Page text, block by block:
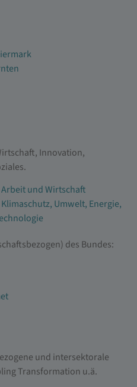
Innovation,
und Wirtschaft
Umwelt, Energie,
des Bundes:
und intersektorale
Transformation u.ä.